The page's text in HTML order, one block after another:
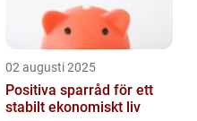
02 augusti 2025
Positiva sparråd för ett
stabilt ekonomiskt liv